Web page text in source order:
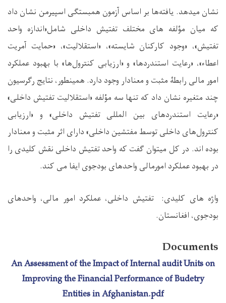
نشان میدهد. یافته‌ها بر اساس آزمون همبستگی اسپیرمن نشان داد
که میان مؤلفه های مختلف تفتیش داخلی شامل«اندازه واحد
تفتیش»، «وجود کارکنان شایسته»، «استقلالیت»، «حمایت آمریت
اعطاء»، «رعایت استندردها» و «ارزیابی کنترول‌ها» با بهبود عملکرد
امور مالی رابطۀ مثبت و معنادار وجود دارد. همینطور، نتایج رگرسیون
چند متغیره نشان داد که تنها سه مؤلفه «استقلالیت تفتیش داخلی»
«رعایت استندردهای بین المللی تفتیش داخلی» و «ارزیابی
کنترول‌های داخلی توسط مفتشین داخلی» دارای اثر مثبت و معنادار
بوده ‌اند. در کل میتوان گفت که واحد تفتیش داخلی نقش کلیدی را
در بهبود عملکرد امورمالی واحدهای بودجوی ایفا می ‌کند.
واژه های کلیدی: تفتیش داخلی، عملکرد امور مالی، واحدهای
بودجوی، افغانستان.
Documents
An Assessment of the Impact of Internal audit Units on
Improving the Financial Performance of Budetry
Entities in Afghanistan.pdf